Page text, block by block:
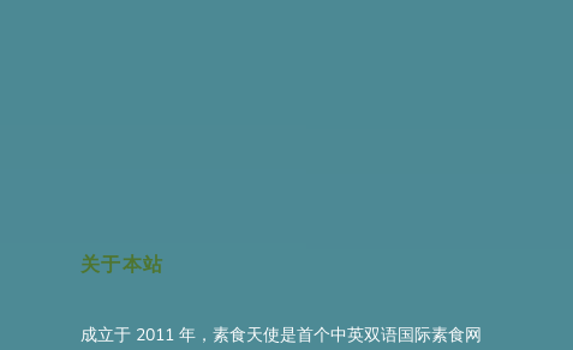
关于本站
成立于 2011 年，素食天使是首个中英双语国际素食网